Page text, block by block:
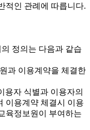
적인 관례에 따릅니다.
정의는 다음과 같습
과 이용계약을 체결한
자 식별과 이용자의
이용계약 체결시 이용
육정보원이 부여하는